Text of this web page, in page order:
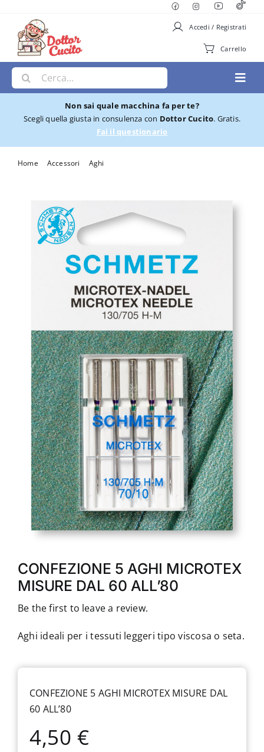
contenuto
Accedi / Registrati
Carrello
Cerca
per:
Macchine per Cucire
Ricamatrici
Taglia cuci
Servizi
Chi sono
Contatti
Non sai quale macchina fa per te?
Scegli quella giusta in consulenza con Dottor Cucito. Gratis.
Fai il questionario
Home Accessori
Aghi
CONFEZIONE 5 AGHI MICROTEX
MISURE DAL 60 ALL’80
Be the first to leave a review.
Aghi ideali per i tessuti leggeri tipo viscosa o seta.
CONFEZIONE 5 AGHI MICROTEX MISURE DAL
60 ALL’80
4,50 €